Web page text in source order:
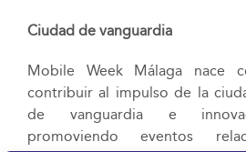
Ciudad de vanguardia
Mobile Week Málaga nace
contribuir al impulso de la
de vanguardia e
promoviendo eventos